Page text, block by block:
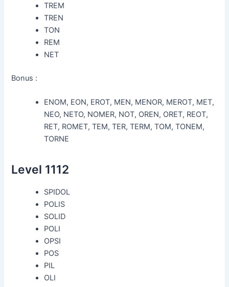
TREM
TREN
TON
REM
NET
Bonus :
ENOM, EON, EROT, MEN, MENOR, MEROT, MET,
NEO, NETO, NOMER, NOT, OREN, ORET, REOT,
RET, ROMET, TEM, TER, TERM, TOM, TONEM,
TORNE
Level 1112
SPIDOL
POLIS
SOLID
POLI
OPSI
POS
PIL
OLI